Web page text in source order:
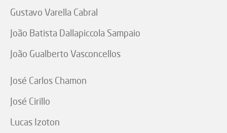
Gustavo Varella Cabral
João Batista Dallapiccola Sampaio
João Gualberto Vasconcellos
José Carlos Chamon
José Cirillo
Lucas Izoton